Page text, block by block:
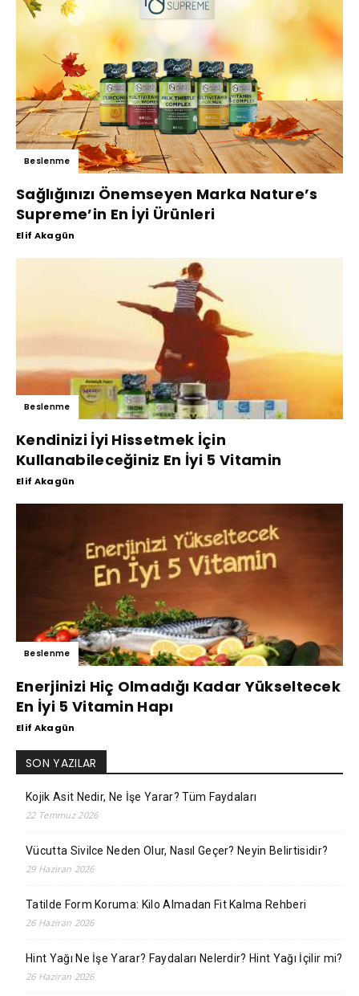
Beslenme
Sağlığınızı Önemseyen Marka Nature’s
Supreme’in En İyi Ürünleri
Elif Akagün
Beslenme
Kendinizi İyi Hissetmek İçin
Kullanabileceğiniz En İyi 5 Vitamin
Elif Akagün
Beslenme
Enerjinizi Hiç Olmadığı Kadar Yükseltecek
En İyi 5 Vitamin Hapı
Elif Akagün
SON YAZILAR
Kojik Asit Nedir, Ne İşe Yarar? Tüm Faydaları
22 Temmuz 2026
Vücutta Sivilce Neden Olur, Nasıl Geçer? Neyin Belirtisidir?
29 Haziran 2026
Tatilde Form Koruma: Kilo Almadan Fit Kalma Rehberi
26 Haziran 2026
Hint Yağı Ne İşe Yarar? Faydaları Nelerdir? Hint Yağı İçilir mi?
26 Haziran 2026